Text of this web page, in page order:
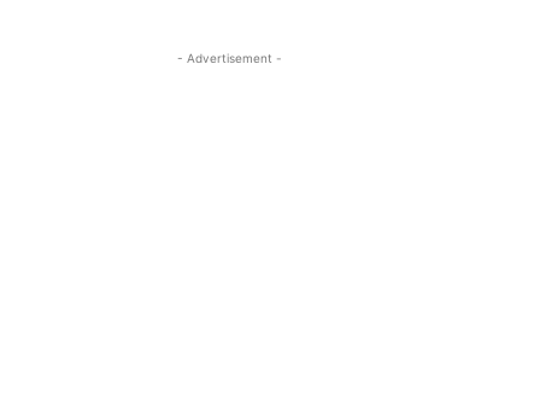
- Advertisement -